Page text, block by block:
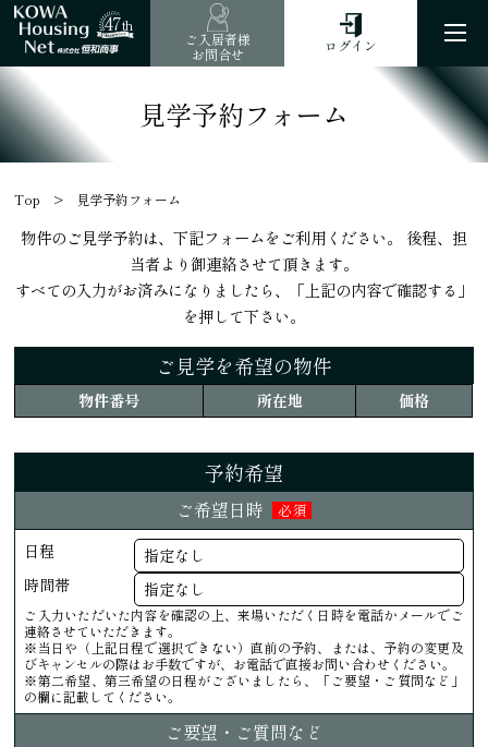
47th
ご入居者様
お問合せ
ログイン
見学予約フォーム
Top 見学予約フォーム
物件のご見学予約は、下記フォームをご利用ください。 後程、担
当者より御連絡させて頂きます。
すべての入力がお済みになりましたら、「上記の内容で確認する」
を押して下さい。
ご見学を希望の物件
物件番号 所在地 価格
予約希望
ご希望日時 必須
日程
時間帯
ご入力いただいた内容を確認の上、来場いただく日時を電話かメールでご
連絡させていただきます。
※当日や（上記日程で選択できない）直前の予約、または、予約の変更及
びキャンセルの際はお手数ですが、お電話で直接お問い合わせください。
※第二希望、第三希望の日程がございましたら、「ご要望・ご質問など」
の欄に記載してください。
ご要望・ご質問など